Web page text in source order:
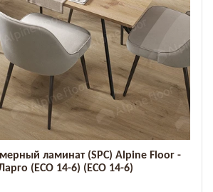
ламинат (SPC) Alpine Floor -
(ECO 14-6) (ECO 14-6)